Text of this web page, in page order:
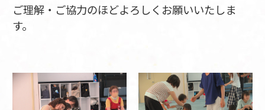
ご理解・ご協力のほどよろしくお願いいたしま
す。